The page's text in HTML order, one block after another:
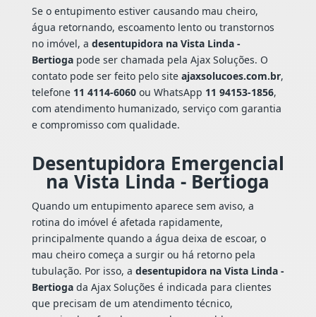
Se o entupimento estiver causando mau cheiro,
água retornando, escoamento lento ou transtornos
no imóvel, a desentupidora na Vista Linda -
Bertiogapode ser chamada pela Ajax Soluções. O
contato pode ser feito pelo site ajaxsolucoes.com.br,
telefone 11 4114-6060ou WhatsApp 11 94153-1856,
com atendimento humanizado, serviço com garantia
e compromisso com qualidade.
Desentupidora Emergencial
na Vista Linda - Bertioga
Quando um entupimento aparece sem aviso, a
rotina do imóvel é afetada rapidamente,
principalmente quando a água deixa de escoar, o
mau cheiro começa a surgir ou há retorno pela
tubulação. Por isso, a desentupidora na Vista Linda -
Bertiogada Ajax Soluções é indicada para clientes
que precisam de um atendimento técnico,